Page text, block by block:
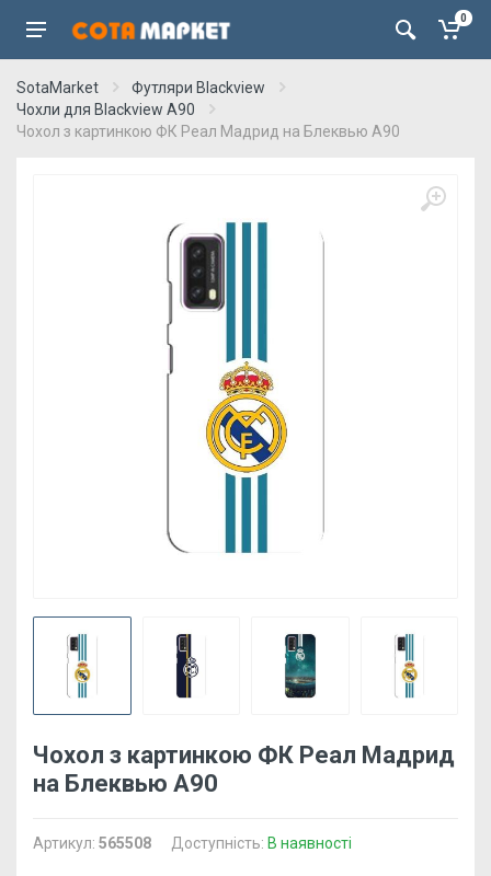
0
SotaMarket
Футляри Blackview
Чохли для Blackview A90
Чохол з картинкою ФК Реал Мадрид на Блеквью А90
Чохол з картинкою ФК Реал Мадрид
на Блеквью А90
Артикул: 565508 Доступність: В наявності